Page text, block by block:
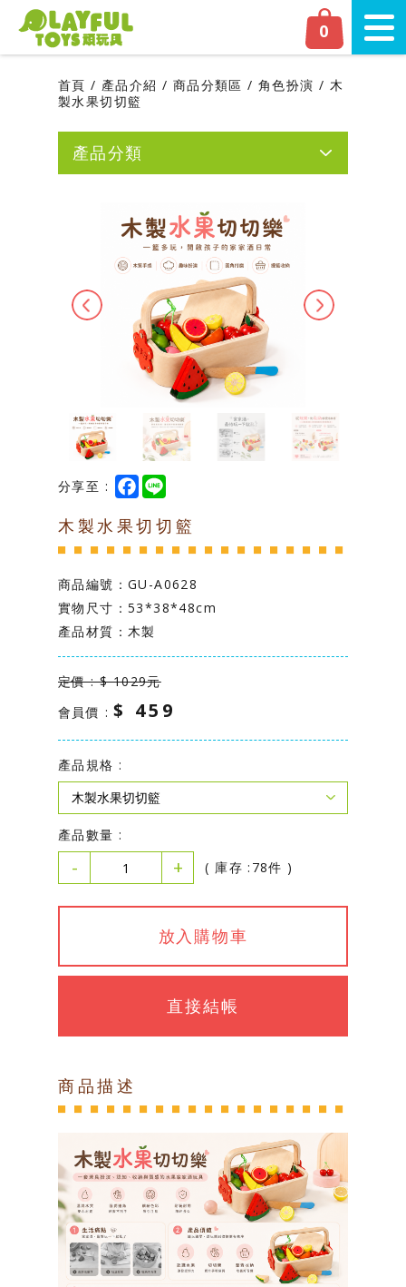
Playful Toys 頑‧玩具
切
0
首頁 產品介紹 商品分類區 角色扮演
木
製水果切切籃
產品分類
新品上市
磁力片專區
嬰幼兒專區
學齡前專區
台灣製造專區
學校幼教專區
Previous
分享至 :
F
a
e
b
o
k
e
木製水果切切籃
商品編號： GU-A0628
實物尺寸：53*38*48cm
產品材質：木製
定價 : $ 1029元
會員價 :$ 459
產品規格 :
產品數量 :
- + ( 庫存 :78件 )
放入購物車
直接結帳
商品描述